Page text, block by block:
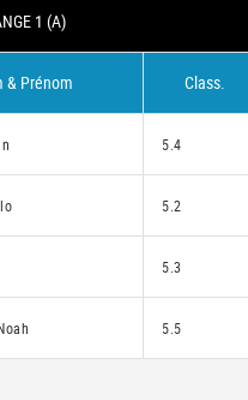
1 (A)
& Prénom Class.
5.4
5.2
5.3
5.5